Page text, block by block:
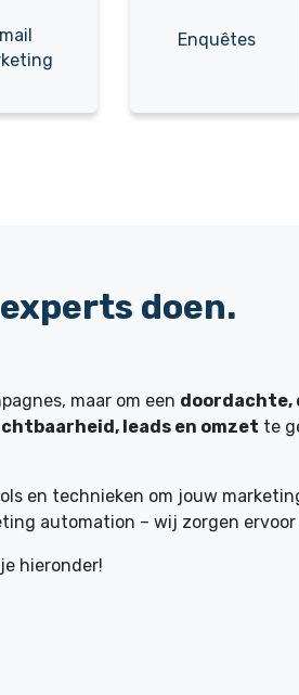
Enquêtes
doen.
maar om een doordachte,
leads en omzet te
en technieken om jouw
automation – wij zorgen
hieronder!